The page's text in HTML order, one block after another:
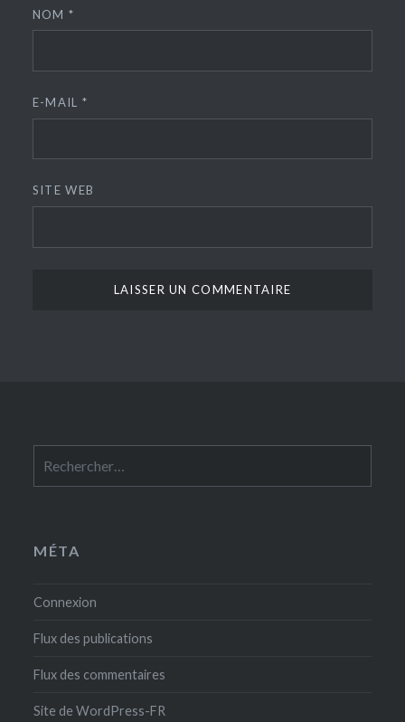
NOM*
E-MAIL *
SITE WEB
MÉTA
Connexion
Flux des publications
Flux des commentaires
Site de WordPress-FR